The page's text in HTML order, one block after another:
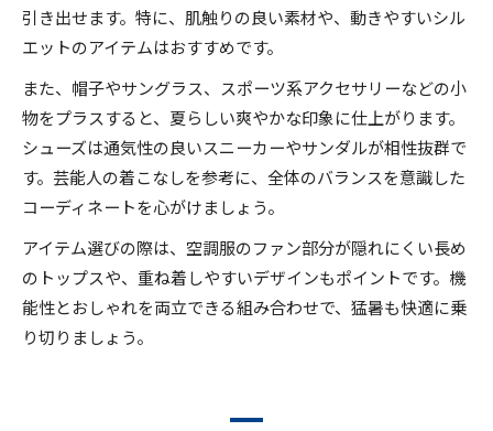
引き出せます。特に、肌触りの良い素材や、動きやすいシル
エットのアイテムはおすすめです。
また、帽子やサングラス、スポーツ系アクセサリーなどの小
物をプラスすると、夏らしい爽やかな印象に仕上がります。
シューズは通気性の良いスニーカーやサンダルが相性抜群で
す。芸能人の着こなしを参考に、全体のバランスを意識した
コーディネートを心がけましょう。
アイテム選びの際は、空調服のファン部分が隠れにくい長め
のトップスや、重ね着しやすいデザインもポイントです。機
能性とおしゃれを両立できる組み合わせで、猛暑も快適に乗
り切りましょう。